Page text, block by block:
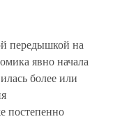
передышкой на
явно начала
более или
постепенно